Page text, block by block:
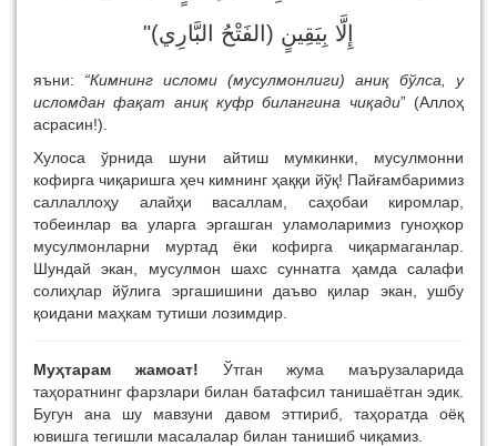
إِلَّا بِيَقِينٍ (الفَتْحُ البَّارِي)"
яъни: “Кимнинг исломи (мусулмонлиги) аниқ бўлса, у
исломдан фақат аниқ куфр билангина чиқади” (Аллоҳ
асрасин!).
Хулоса ўрнида шуни айтиш мумкинки, мусулмонни
кофирга чиқаришга ҳеч кимнинг ҳаққи йўқ! Пайғамбаримиз
саллаллоҳу алайҳи васаллам, саҳобаи киромлар,
тобеинлар ва уларга эргашган уламоларимиз гуноҳкор
мусулмонларни муртад ёки кофирга чиқармаганлар.
Шундай экан, мусулмон шахс суннатга ҳамда салафи
солиҳлар йўлига эргашишини даъво қилар экан, ушбу
қоидани маҳкам тутиши лозимдир.
Муҳтарам жамоат! Ўтган жума маърузаларида
таҳоратнинг фарзлари билан батафсил танишаётган эдик.
Бугун ана шу мавзуни давом эттириб, таҳоратда оёқ
ювишга тегишли масалалар билан танишиб чиқамиз.